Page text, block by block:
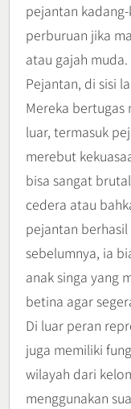
pejantan
perburuan jika
atau gajah muda.
Pejantan, di sisi
Mereka
luar, termasuk
merebut
bisa sangat
cedera atau
pejantan
sebelumnya, ia
anak singa yang
betina agar
Di luar peran
juga memiliki
wilayah dari
menggunakan